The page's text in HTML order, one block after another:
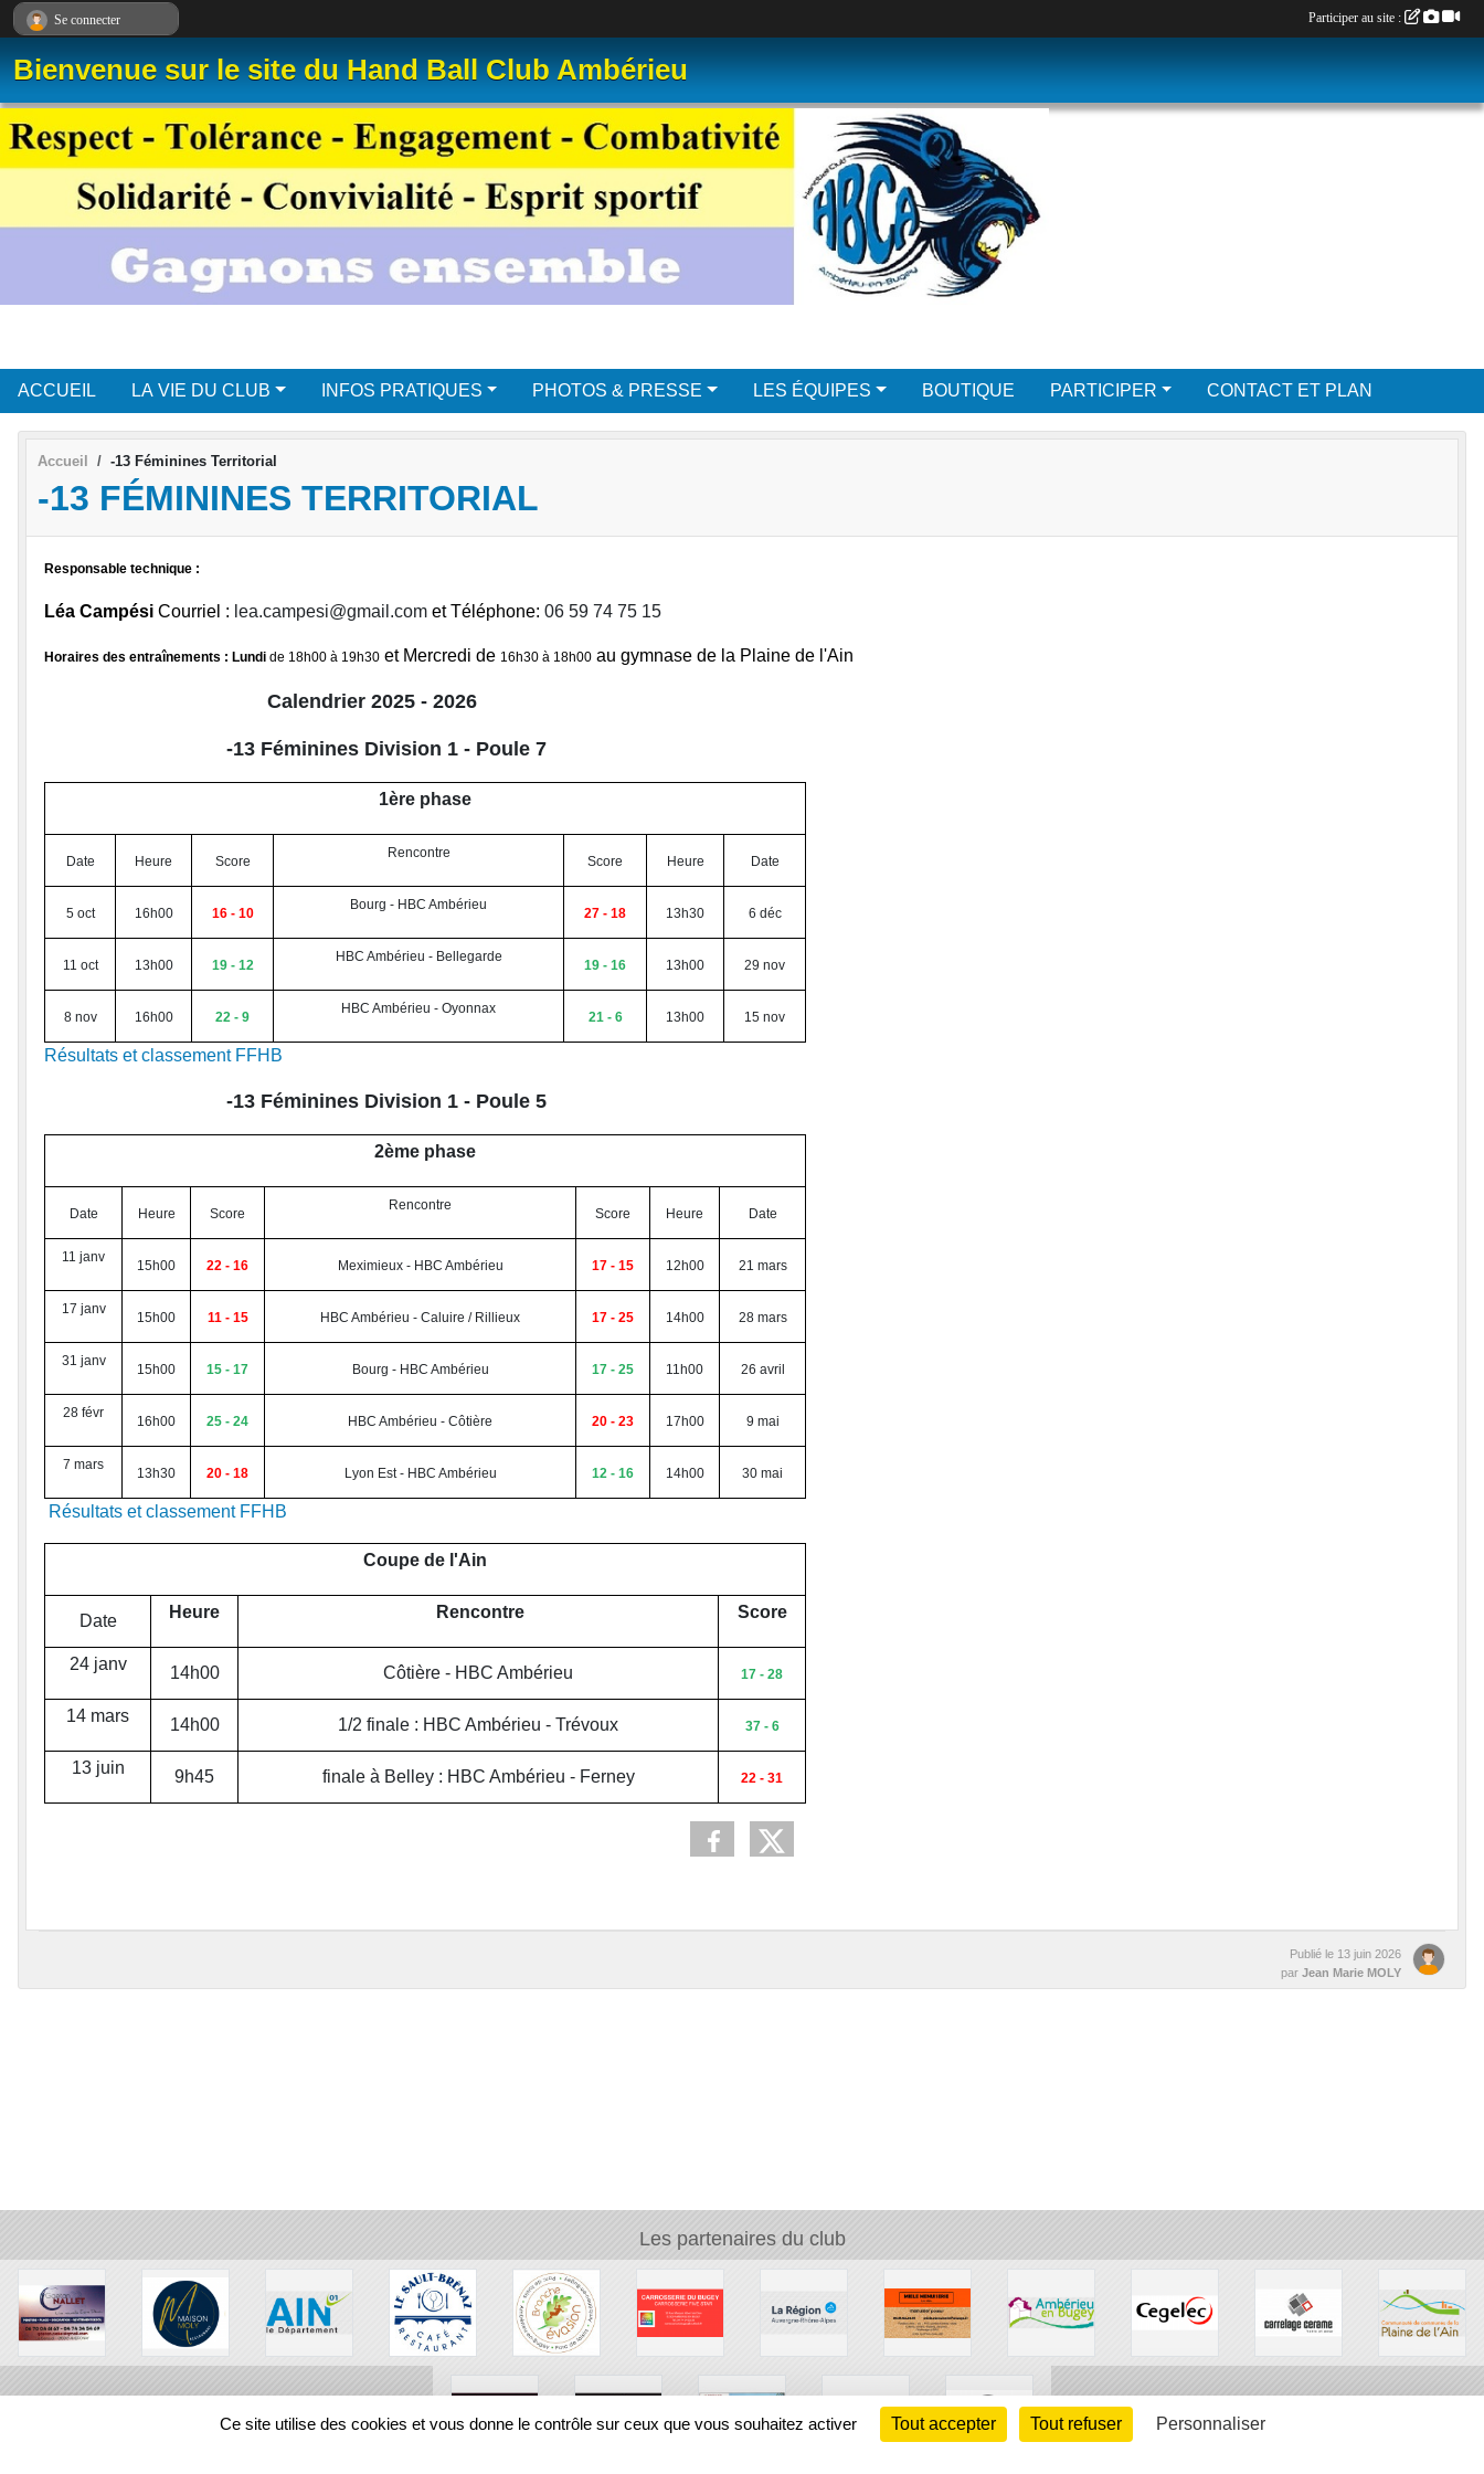
Bienvenue sur le site du Hand Ball Club Ambérieu
ACCUEIL LA VIE DU CLUB INFOS PRATIQUES PHOTOS & PRESSE LES ÉQUIPES BOUTIQUE PARTICIPER CONTACT ET PLAN
Accueil -13 Féminines Territorial
-13 FÉMININES TERRITORIAL
Responsable technique :
Léa Campési Courriel : lea.campesi@gmail.com et Téléphone: 06 59 74 75 15
Horaires des entraînements : Lundi de 18h00 à 19h30 et Mercredi de 16h30 à 18h00 au gymnase de la Plaine de l'Ain
Calendrier 2025 - 2026
-13 Féminines Division 1 - Poule 7
1ère phase
Date Heure Score
Rencontre
Score Heure Date
5 oct 16h00 16 - 10
Bourg - HBC Ambérieu
27 - 18 13h30 6 déc
11 oct 13h00 19 - 12
HBC Ambérieu - Bellegarde
19 - 16 13h00 29 nov
8 nov 16h00 22 - 9
HBC Ambérieu - Oyonnax
21 - 6 13h00 15 nov
Résultats et classement FFHB
-13 Féminines Division 1 - Poule 5
2ème phase
Date Heure Score
Rencontre
Score Heure Date
11 janv
15h00 22 - 16 Meximieux - HBC Ambérieu 17 - 15 12h00 21 mars
17 janv
15h00 11 - 15 HBC Ambérieu - Caluire / Rillieux 17 - 25 14h00 28 mars
31 janv
15h00 15 - 17 Bourg - HBC Ambérieu 17 - 25 11h00 26 avril
28 févr
16h00 25 - 24 HBC Ambérieu - Côtière 20 - 23 17h00 9 mai
7 mars
13h30 20 - 18 Lyon Est - HBC Ambérieu 12 - 16 14h00 30 mai
Résultats et classement FFHB
Coupe de l'Ain
Date Heure Rencontre Score
24 janv 14h00 Côtière - HBC Ambérieu 17 - 28
14 mars 14h00 1/2 finale : HBC Ambérieu - Trévoux 37 - 6
13 juin 9h45 finale à Belley : HBC Ambérieu - Ferney 22 - 31
Publié le 13 juin 2026
par Jean Marie MOLY
Les partenaires du club
Se connecter Participer au site :
Panneau de gestion des cookies
Ce site utilise des cookies et vous donne le contrôle sur ceux que vous souhaitez activer Tout accepter Tout refuser Personnaliser